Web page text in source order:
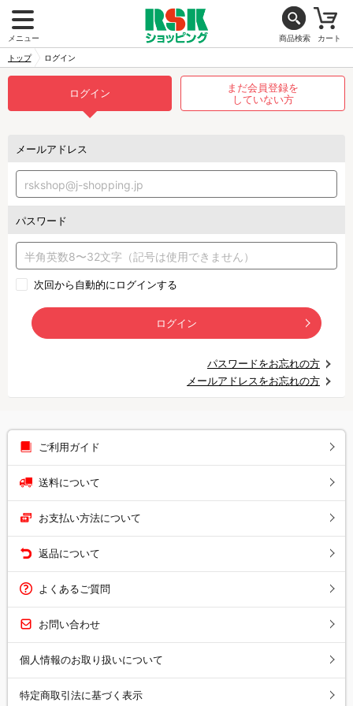
メニュー 商品検索 カート
トップ ログイン
ログイン
まだ会員登録を
していない方
メールアドレス
パスワード
次回から自動的にログインする
ログイン
パスワードをお忘れの方
メールアドレスをお忘れの方
ご利用ガイド
送料について
お支払い方法について
返品について
よくあるご質問
お問い合わせ
個人情報のお取り扱いについて
特定商取引法に基づく表示